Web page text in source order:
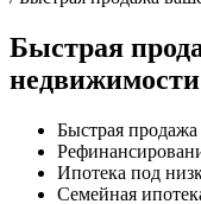
Быстрая
недвижимости
Быстрая
Ипотека под
Семейная